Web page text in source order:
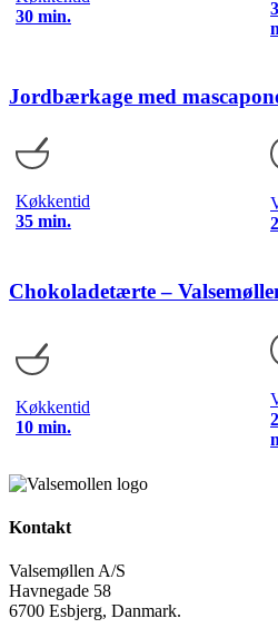
30 min.
Jordbærkage med
Køkkentid
35 min.
Chokoladetærte –
Køkkentid
10 min.
Kontakt
Valsemøllen A/S
Havnegade 58
6700 Esbjerg, Danmark.